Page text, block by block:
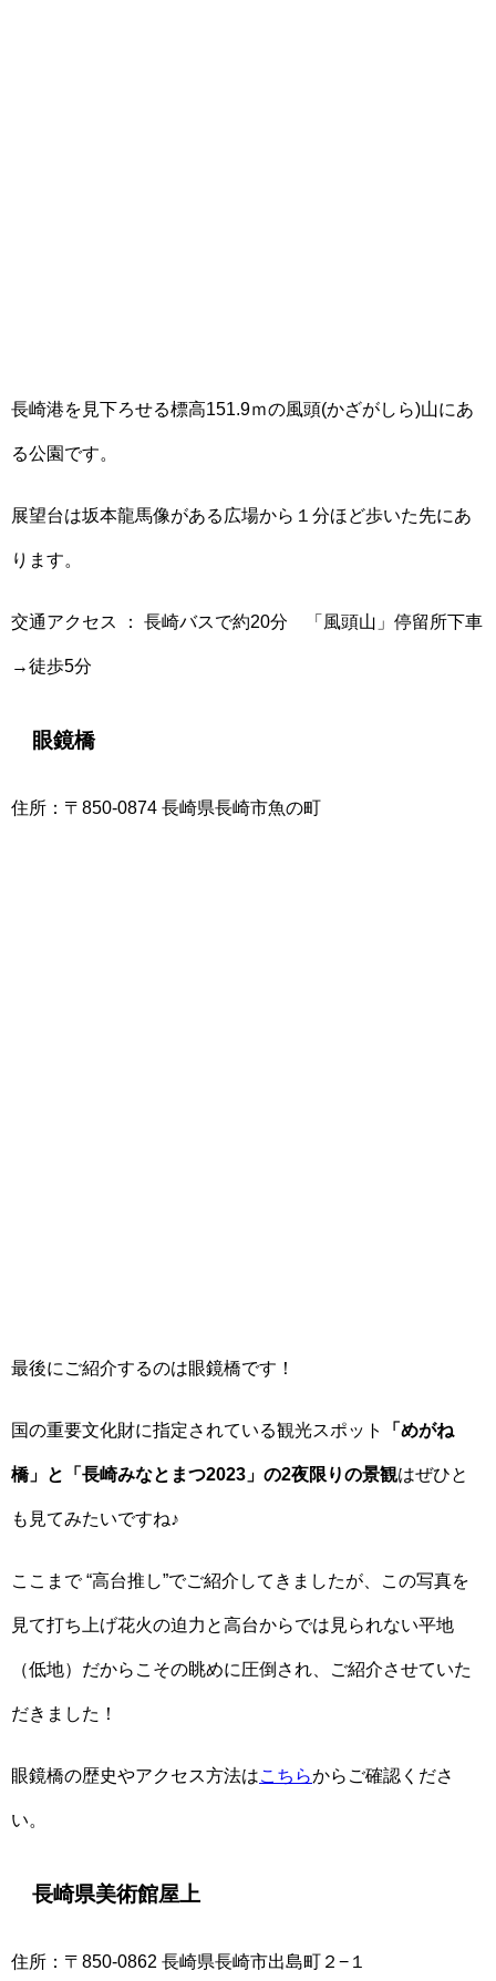
長崎港を見下ろせる標高151.9ｍの風頭(かざがしら)山にあ
る公園です。
展望台は坂本龍馬像がある広場から１分ほど歩いた先にあ
ります。
交通アクセス ： 長崎バスで約20分 「風頭山」停留所下車
→徒歩5分
眼鏡橋
住所：〒850-0874 長崎県長崎市魚の町
最後にご紹介するのは眼鏡橋です！
国の重要文化財に指定されている観光スポット 「めがね
橋」と「長崎みなとまつ2023」の2夜限りの景観はぜひと
も見てみたいですね♪
ここまで “高台推し”でご紹介してきましたが、この写真を
見て打ち上げ花火の迫力と高台からでは見られない平地
（低地）だからこその眺めに圧倒され、ご紹介させていた
だきました！
眼鏡橋の歴史やアクセス方法はこちらからご確認くださ
い。
長崎県美術館屋上
住所：〒850-0862 長崎県長崎市出島町２−１